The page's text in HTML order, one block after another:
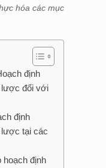
hóa các mục
định
lược đối với
định
lược tại các
định